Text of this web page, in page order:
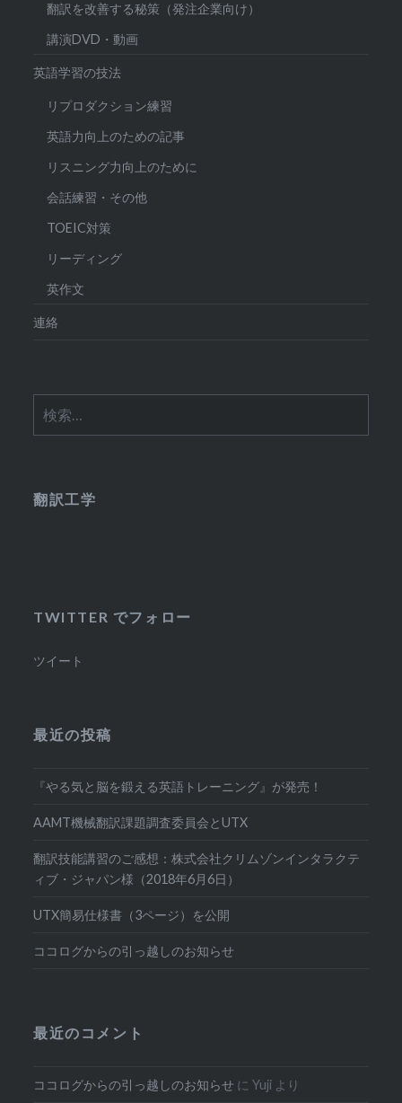
翻訳を改善する秘策（発注企業向け）
講演DVD・動画
英語学習の技法
リプロダクション練習
英語力向上のための記事
リスニング力向上のために
会話練習・その他
TOEIC対策
リーディング
英作文
連絡
索:
翻訳工学
TWITTER でフォロー
ツイート
最近の投稿
『やる気と脳を鍛える英語トレーニング』が発売！
AAMT機械翻訳課題調査委員会とUTX
翻訳技能講習のご感想：株式会社クリムゾンインタラクテ
ィブ・ジャパン様（2018年6月6日）
UTX簡易仕様書（3ページ）を公開
ココログからの引っ越しのお知らせ
最近のコメント
ココログからの引っ越しのお知らせ にYuji より